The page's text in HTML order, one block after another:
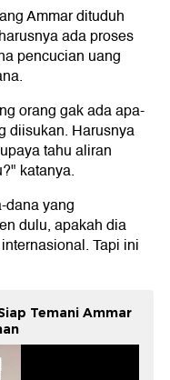
Ammar dituduh
ada proses
pencucian uang
orang gak ada apa-
diisukan. Harusnya
tahu aliran
katanya.
dana yang
dulu, apakah dia
Tapi ini
Temani Ammar